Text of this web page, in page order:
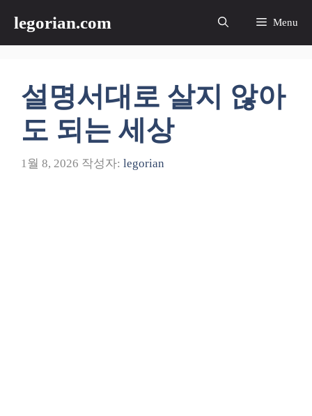
츠
legorian.com Menu
설명서대로 살지 않아
도 되는 세상
1월 8, 2026 작성자: legorian